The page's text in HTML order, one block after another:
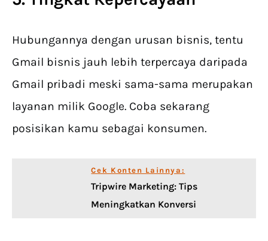
Hubungannya dengan urusan bisnis, tentu
Gmail bisnis jauh lebih terpercaya daripada
Gmail pribadi meski sama-sama merupakan
layanan milik Google. Coba sekarang
posisikan kamu sebagai konsumen.
Cek Konten Lainnya:
Tripwire Marketing: Tips
Meningkatkan Konversi